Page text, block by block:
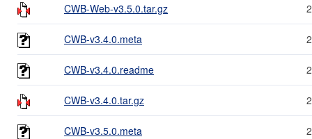
CWB-Web-v3.5.0.tar.gz
CWB-v3.4.0.meta
CWB-v3.4.0.readme
CWB-v3.4.0.tar.gz
CWB-v3.5.0.meta